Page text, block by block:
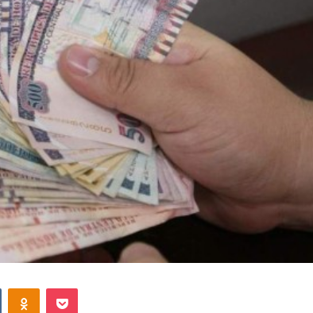
VKontakteOdnoklassniki
Pocket